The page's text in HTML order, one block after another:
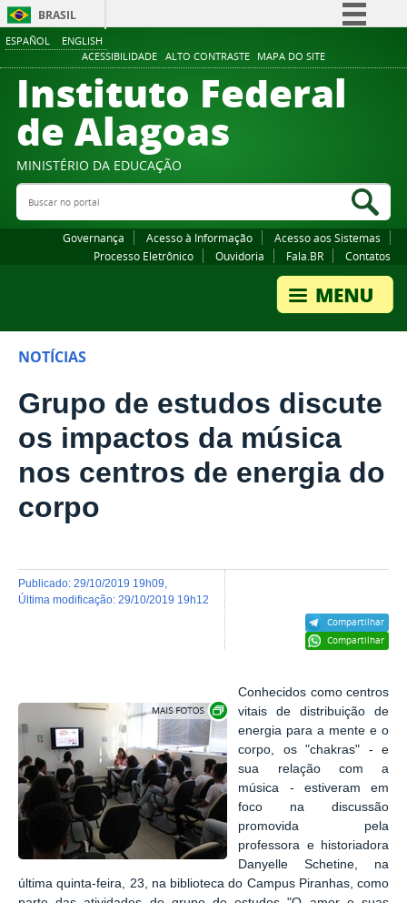
ESPAÑOL ENGLISH
ACESSIBILIDADE ALTO CONTRASTE MAPA DO SITE
BRASIL
Comunica BR
Participe
Canais
Instituto Federal
de Alagoas
MINISTÉRIO DA EDUCAÇÃO
Buscar no portal
Governança Acesso à Informação
Acesso aos Sistemas
Processo Eletrônico
Ouvidoria Fala.BR Contatos
NOTÍCIAS
Grupo de estudos discute
os impactos da música
nos centros de energia do
corpo
Compartilhar
Compartilhar
publicado: 29/10/2019 19h09
última modificação: 29/10/2019 19h12
Exibir carrossel de imagens
Conhecidos como centros
vitais de distribuição de
energia para a mente e o
corpo, os "chakras" - e
sua relação com a
música - estiveram em
foco na discussão
promovida pela
professora e historiadora
Danyelle Schetine, na
última quinta-feira, 23, na biblioteca do Campus Piranhas, como